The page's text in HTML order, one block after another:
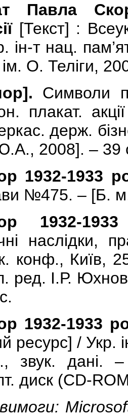
Павла
[Текст] :
ін-т нац.
О. Теліги,
Символи
плакат.
держ.
2008]. – 39
1932-1933
№475. – [Б.
1932-
наслідки,
конф., Київ,
ред. І.Р.
1932-1933
ресурс] / Укр.
звук. дані.
диск (CD-